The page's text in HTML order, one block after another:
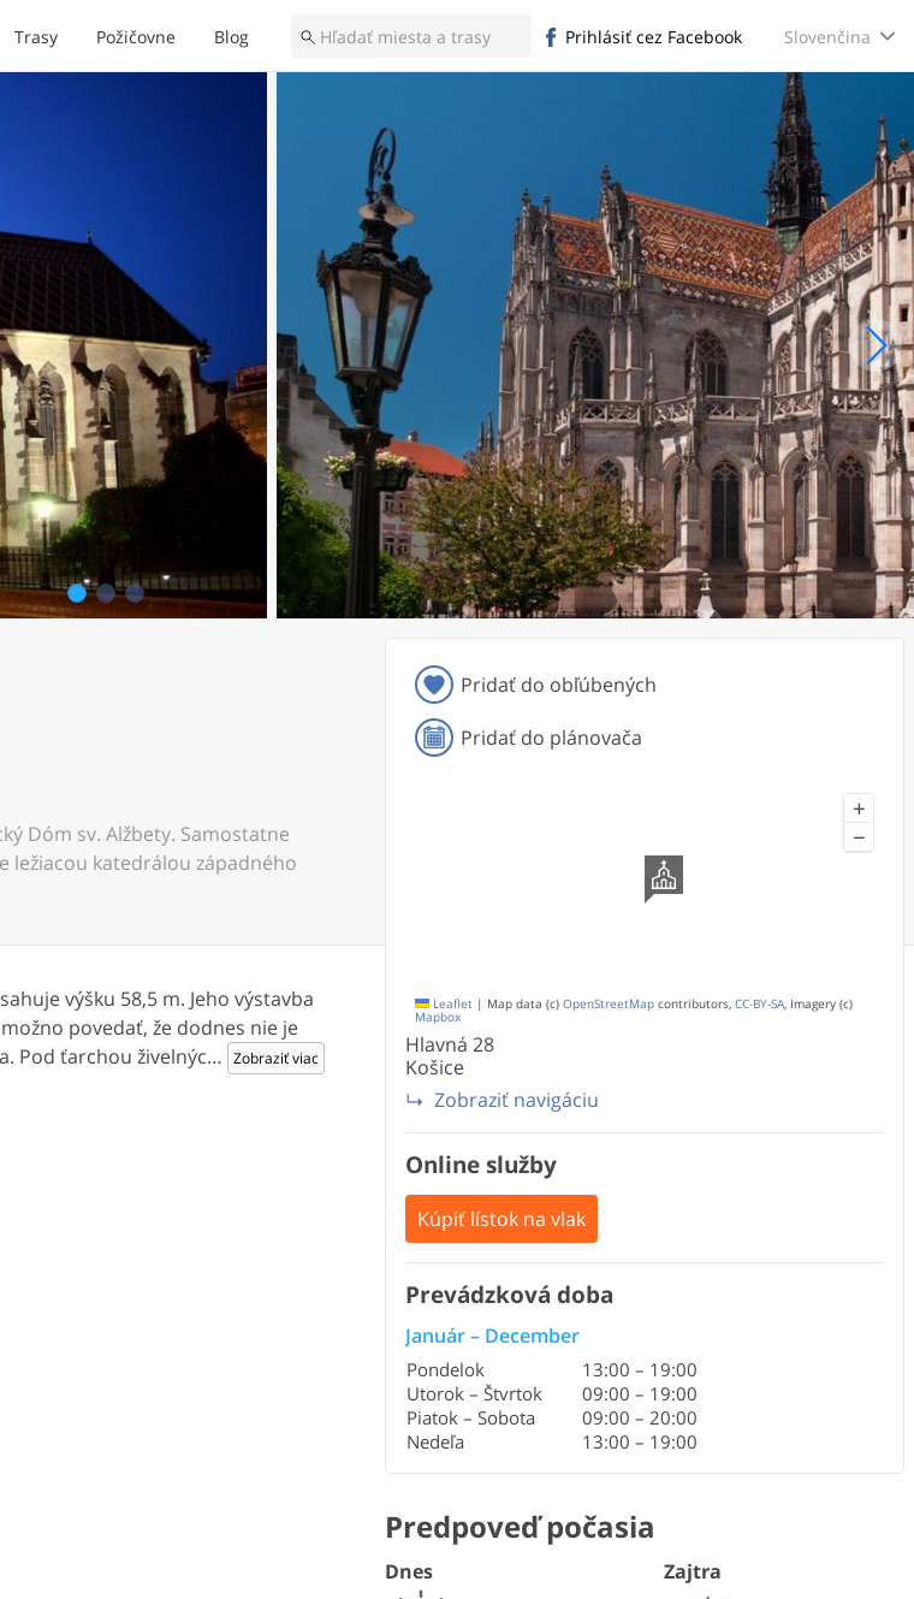
Trasy Požičovne Blog Prihlásiť cez Facebook Slovenčina
1 2 3
Dóm sv. Alžbety. Samostatne
ležiacou katedrálou západného
výšku 58,5 m. Jeho výstavba
povedať, že dodnes nie je
Pod ťarchou živelnýc… Zobraziť viac
Pridať do obľúbených
Pridať do plánovača
+
−
Leaflet | Map data (c) OpenStreetMap contributors, CC-BY-SA , Imagery (c)
Mapbox
Hlavná 28
Košice
Zobraziť navigáciu
Online služby
Kúpiť lístok na vlak
Prevádzková doba
Január– December
Pondelok 13:00 – 19:00
Utorok – Štvrtok
09:00 – 19:00
Piatok – Sobota
09:00 – 20:00
Nedeľa
13:00 – 19:00
Predpoveď počasia
Dnes Zajtra